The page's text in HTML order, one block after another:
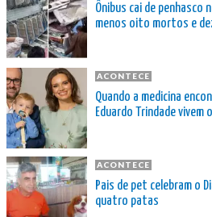
Ônibus cai de penhasco
menos oito mortos e
ACONTECE
Quando a medicina
Eduardo Trindade vivem
ACONTECE
Pais de pet celebram o
quatro patas